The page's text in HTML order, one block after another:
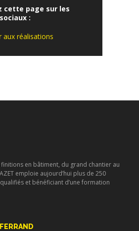
cette page sur les
:
aux réalisations
en bâtiment, du grand chantier au
emploie aujourd’hui plus de 250
et bénéficiant d’une formation